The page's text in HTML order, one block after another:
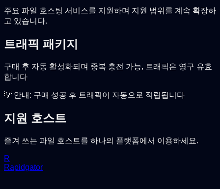
주요 파일 호스팅 서비스를 지원하며 지원 범위를 계속 확장하
고 있습니다.
트래픽 패키지
구매 후 자동 활성화되며 중복 충전 가능, 트래픽은 영구 유효
합니다
💡 안내: 구매 성공 후 트래픽이 자동으로 적립됩니다
지원 호스트
즐겨 쓰는 파일 호스트를 하나의 플랫폼에서 이용하세요.
R
Rapidgator